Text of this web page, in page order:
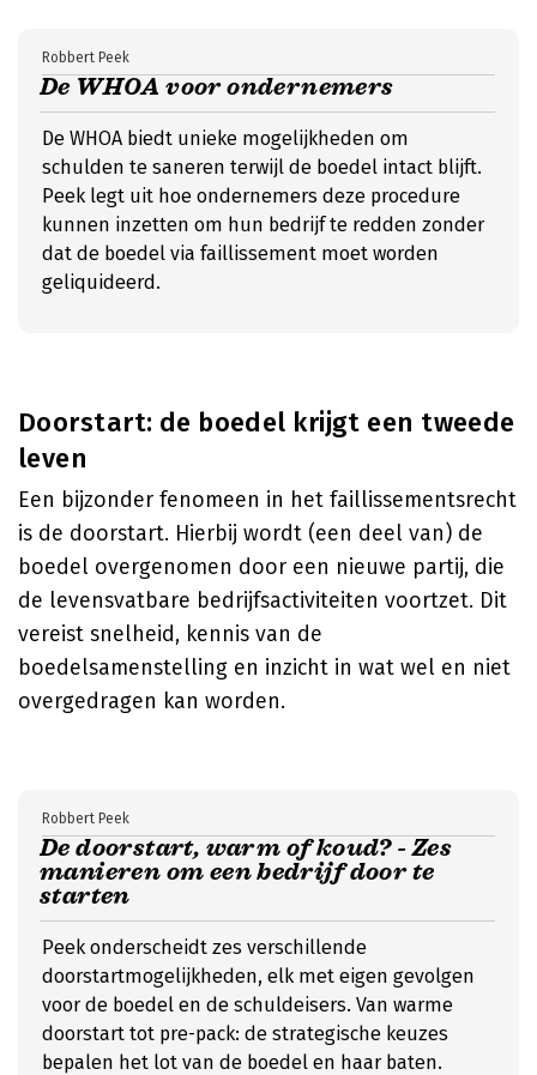
De WHOA voor ondernemers
Robbert Peek
De WHOA biedt unieke mogelijkheden om
schulden te saneren terwijl de boedel intact blijft.
Peek legt uit hoe ondernemers deze procedure
kunnen inzetten om hun bedrijf te redden zonder
dat de boedel via faillissement moet worden
geliquideerd.
Doorstart: de boedel krijgt een tweede
leven
Een bijzonder fenomeen in het faillissementsrecht
is de doorstart. Hierbij wordt (een deel van) de
boedel overgenomen door een nieuwe partij, die
de levensvatbare bedrijfsactiviteiten voortzet. Dit
vereist snelheid, kennis van de
boedelsamenstelling en inzicht in wat wel en niet
overgedragen kan worden.
De doorstart, warm of koud? - Zes
manieren om een bedrijf door te
starten
Robbert Peek
Peek onderscheidt zes verschillende
doorstartmogelijkheden, elk met eigen gevolgen
voor de boedel en de schuldeisers. Van warme
doorstart tot pre-pack: de strategische keuzes
bepalen het lot van de boedel en haar baten.